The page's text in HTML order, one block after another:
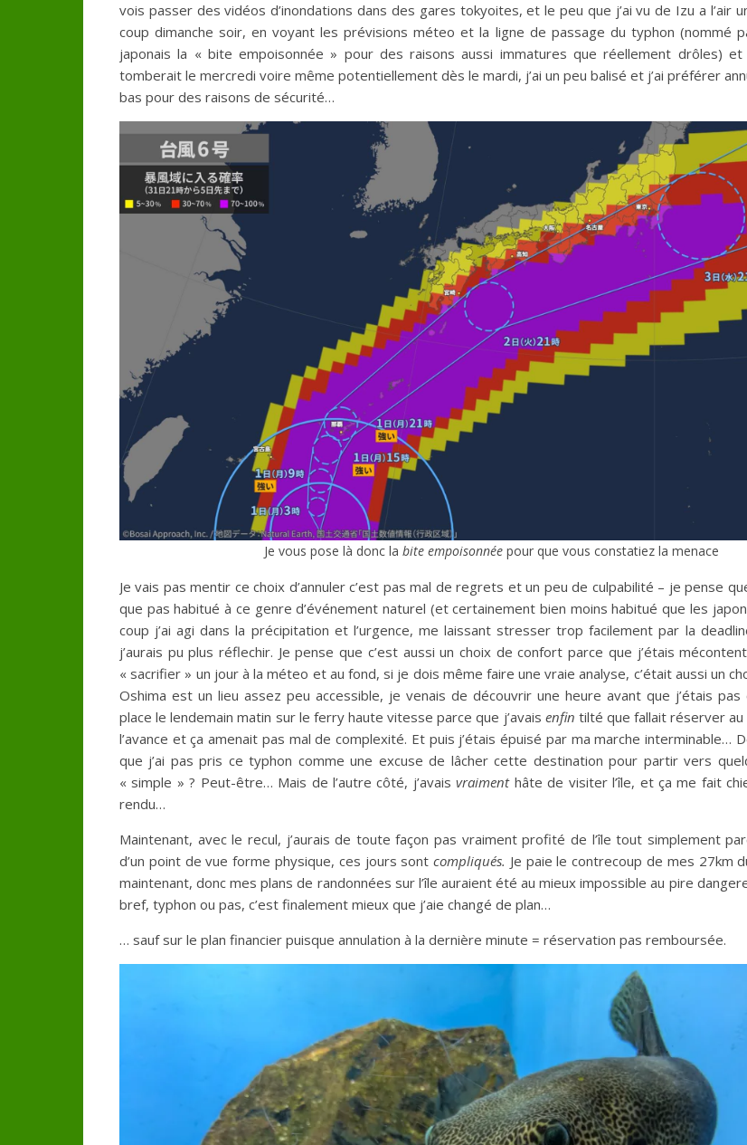
vois passer des vidéos d’inondations dans des gares tokyoites, et le peu que j’ai vu de Izu a l’air
coup dimanche soir, en voyant les prévisions méteo et la ligne de passage du typhon (nommé
japonais la « bite empoisonnée » pour des raisons aussi immatures que réellement drôles)
tomberait le mercredi voire même potentiellement dès le mardi, j’ai un peu balisé et j’ai préférer
bas pour des raisons de sécurité…
Je vous pose là donc la bite empoisonnée pour que vous constatiez la menace
Je vais pas mentir ce choix d’annuler c’est pas mal de regrets et un peu de culpabilité – je pense
que pas habitué à ce genre d’événement naturel (et certainement bien moins habitué que les
coup j’ai agi dans la précipitation et l’urgence, me laissant stresser trop facilement par la
j’aurais pu plus réflechir. Je pense que c’est aussi un choix de confort parce que j’étais
« sacrifier » un jour à la méteo et au fond, si je dois même faire une vraie analyse, c’était aussi un
Oshima est un lieu assez peu accessible, je venais de découvrir une heure avant que j’étais pas
place le lendemain matin sur le ferry haute vitesse parce que j’avais enfin tilté que fallait réserver
l’avance et ça amenait pas mal de complexité. Et puis j’étais épuisé par ma marche interminable…
que j’ai pas pris ce typhon comme une excuse de lâcher cette destination pour partir vers
« simple » ? Peut-être… Mais de l’autre côté, j’avaisvraiment hâte de visiter l’île, et ça me fait
rendu…
Maintenant, avec le recul, j’aurais de toute façon pas vraiment profité de l’île tout simplement
d’un point de vue forme physique, ces jours sontcompliqués. Je paie le contrecoup de mes 27km
maintenant, donc mes plans de randonnées sur l’île auraient été au mieux impossible au pire
bref, typhon ou pas, c’est finalement mieux que j’aie changé de plan…
… sauf sur le plan financier puisque annulation à la dernière minute = réservation pas remboursée.